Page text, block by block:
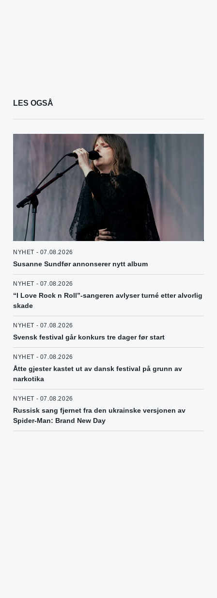
LES OGSÅ
NYHET - 07.08.2026
Susanne Sundfør annonserer nytt album
NYHET - 07.08.2026
“I Love Rock n Roll”-sangeren avlyser turné etter alvorlig
skade
NYHET - 07.08.2026
Svensk festival går konkurs tre dager før start
NYHET - 07.08.2026
Åtte gjester kastet ut av dansk festival på grunn av
narkotika
NYHET - 07.08.2026
Russisk sang fjernet fra den ukrainske versjonen av
Spider-Man: Brand New Day